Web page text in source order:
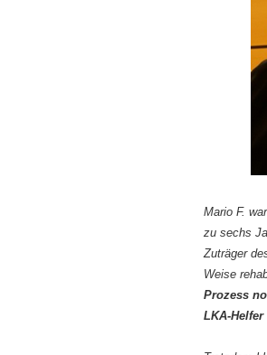
Mario F. war
zu sechs
Zuträger
Weise
Prozess
LKA-